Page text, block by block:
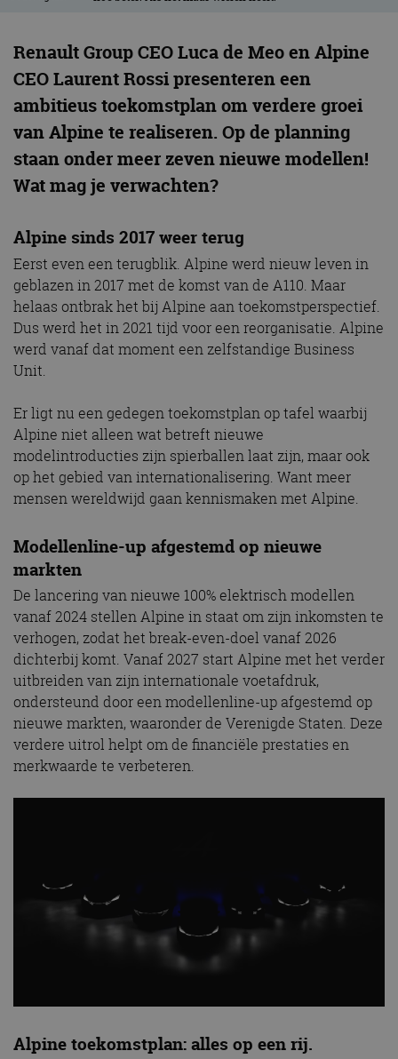
Renault Group CEO Luca de Meo en Alpine
CEO Laurent Rossi presenteren een
ambitieus toekomstplan om verdere groei
van Alpine te realiseren. Op de planning
staan onder meer zeven nieuwe modellen!
Wat mag je verwachten?
Alpine sinds 2017 weer terug
Eerst even een terugblik. Alpine werd nieuw leven in
geblazen in 2017 met de komst van de A110. Maar
helaas ontbrak het bij Alpine aan toekomstperspectief.
Dus werd het in 2021 tijd voor een reorganisatie. Alpine
werd vanaf dat moment een zelfstandige Business
Unit.
Er ligt nu een gedegen toekomstplan op tafel waarbij
Alpine niet alleen wat betreft nieuwe
modelintroducties zijn spierballen laat zijn, maar ook
op het gebied van internationalisering. Want meer
mensen wereldwijd gaan kennismaken met Alpine.
Modellenline-up afgestemd op nieuwe
markten
De lancering van nieuwe 100% elektrisch modellen
vanaf 2024 stellen Alpine in staat om zijn inkomsten te
verhogen, zodat het break-even-doel vanaf 2026
dichterbij komt. Vanaf 2027 start Alpine met het verder
uitbreiden van zijn internationale voetafdruk,
ondersteund door een modellenline-up afgestemd op
nieuwe markten, waaronder de Verenigde Staten. Deze
verdere uitrol helpt om de financiële prestaties en
merkwaarde te verbeteren.
Alpine toekomstplan: alles op een rij.